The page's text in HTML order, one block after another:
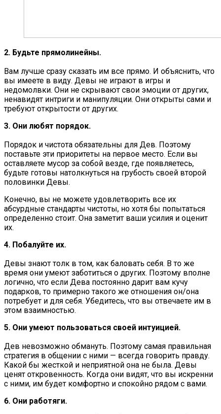
2. Будьте прямолинейны.
Вам лучше сразу сказать им все прямо. И объяснить, что
вы имеете в виду. Девы не играют в игры и
недомолвки. Они не скрывают свои эмоции от других,
ненавидят интриги и манипуляции. Они открыты сами и
требуют открытости от других.
3. Они любят порядок.
Порядок и чистота обязательны для Дев. Поэтому
поставьте эти приоритеты на первое место. Если вы
оставляете мусор за собой везде, где появляетесь,
будьте готовы натолкнуться на грубость своей второй
половинки Девы.
Конечно, вы не можете удовлетворить все их
абсурдные стандарты чистоты, но хотя бы попытаться
определенно стоит. Она заметит ваши усилия и оценит
их.
4. Побалуйте их.
Девы знают толк в том, как баловать себя. В то же
время они умеют заботиться о других. Поэтому вполне
логично, что если Дева постоянно дарит вам кучу
подарков, то примерно такого же отношения он/она
потребует и для себя. Убедитесь, что вы отвечаете им в
этом взаимностью.
5. Они умеют пользоваться своей интуицией.
Дев невозможно обмануть. Поэтому самая правильная
стратегия в общении с ними — всегда говорить правду.
Какой бы жесткой и неприятной она не была. Девы
ценят откровенность. Когда они видят, что вы искренни
с ними, им будет комфортно и спокойно рядом с вами.
6. Они работяги.